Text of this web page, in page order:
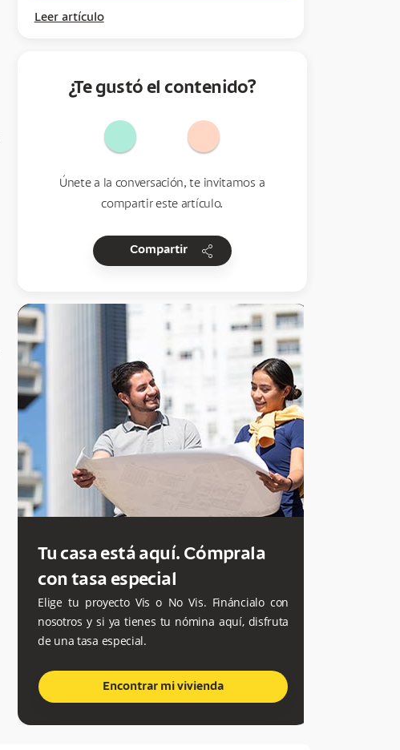
Leer artículo
¿Te gustó el contenido?
Únete a la conversación, te invitamos a
compartir este artículo.
Compartir share
Tu casa está aquí. Cómprala
con tasa especial
Elige tu proyecto Vis o No Vis. Fináncialo con
nosotros y si ya tienes tu nómina aquí, disfruta
de una tasa especial.
Encontrar mi vivienda